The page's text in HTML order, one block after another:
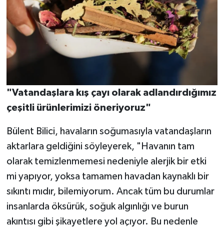
"Vatandaşlara kış çayı olarak adlandırdığımız
çeşitli ürünlerimizi öneriyoruz"
Bülent Bilici, havaların soğumasıyla vatandaşların
aktarlara geldiğini söyleyerek, "Havanın tam
olarak temizlenmemesi nedeniyle alerjik bir etki
mi yapıyor, yoksa tamamen havadan kaynaklı bir
sıkıntı mıdır, bilemiyorum. Ancak tüm bu durumlar
insanlarda öksürük, soğuk algınlığı ve burun
akıntısı gibi şikayetlere yol açıyor. Bu nedenle